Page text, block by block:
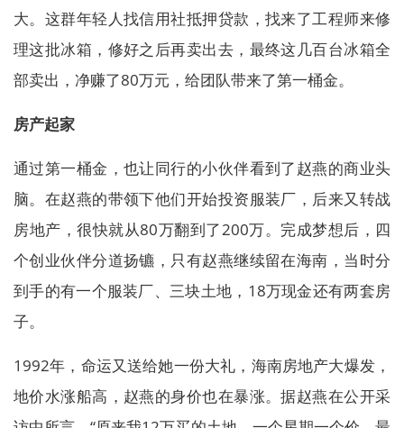
大。这群年轻人找信用社抵押贷款，找来了工程师来修
理这批冰箱，修好之后再卖出去，最终这几百台冰箱全
部卖出，净赚了80万元，给团队带来了第一桶金。
房产起家
通过第一桶金，也让同行的小伙伴看到了赵燕的商业头
脑。在赵燕的带领下他们开始投资服装厂，后来又转战
房地产，很快就从80万翻到了200万。完成梦想后，四
个创业伙伴分道扬镳，只有赵燕继续留在海南，当时分
到手的有一个服装厂、三块土地，18万现金还有两套房
子。
1992年，命运又送给她一份大礼，海南房地产大爆发，
地价水涨船高，赵燕的身价也在暴涨。据赵燕在公开采